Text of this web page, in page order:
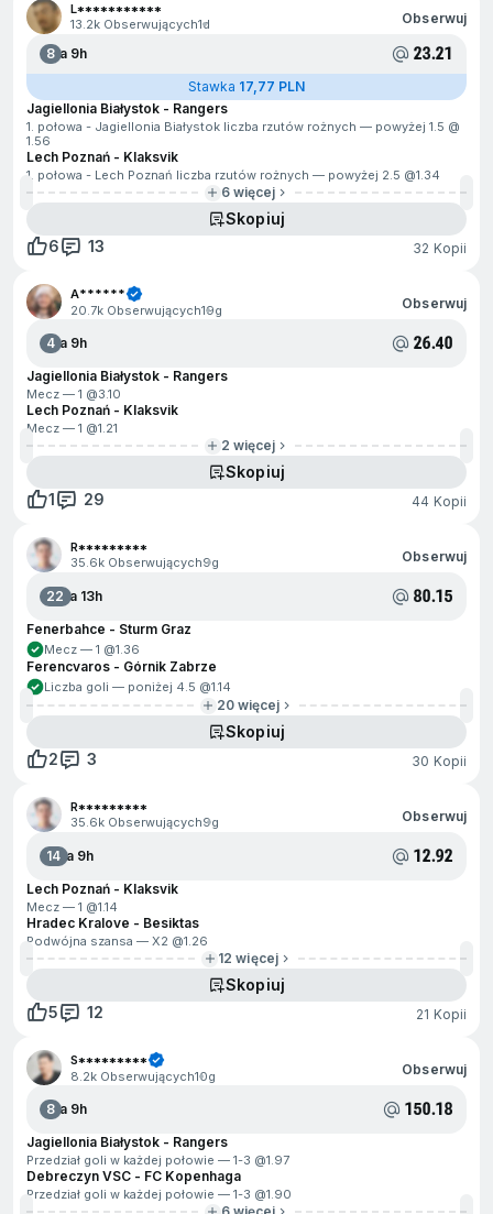
L***********
13.2k Obserwujących1d Obserwuj
8Za 9h 23.21
Stawka 17,77 PLN
Jagiellonia Białystok - Rangers
1. połowa - Jagiellonia Białystok liczba rzutów rożnych — powyżej 1.5 @
1.56
Lech Poznań - Klaksvik
1. połowa - Lech Poznań liczba rzutów rożnych — powyżej 2.5 @1.34
6 więcej
Skopiuj
6
13 32 Kopii
A******
20.7k Obserwujących19g Obserwuj
4Za 9h 26.40
Jagiellonia Białystok - Rangers
Mecz — 1 @3.10
Lech Poznań - Klaksvik
Mecz — 1 @1.21
2 więcej
Skopiuj
1
29 44 Kopii
R*********
35.6k Obserwujących9g Obserwuj
22Za 13h 80.15
Fenerbahce - Sturm Graz
Mecz — 1 @1.36
Ferencvaros - Górnik Zabrze
Liczba goli — poniżej 4.5 @1.14
20 więcej
Skopiuj
2
3 30 Kopii
R*********
35.6k Obserwujących9g Obserwuj
14Za 9h 12.92
Lech Poznań - Klaksvik
Mecz — 1 @1.14
Hradec Kralove - Besiktas
Podwójna szansa — X2 @1.26
12 więcej
Skopiuj
5
12 21 Kopii
S*********
8.2k Obserwujących10g Obserwuj
8Za 9h 150.18
Jagiellonia Białystok - Rangers
Przedział goli w każdej połowie — 1-3 @1.97
Debreczyn VSC - FC Kopenhaga
Przedział goli w każdej połowie — 1-3 @1.90